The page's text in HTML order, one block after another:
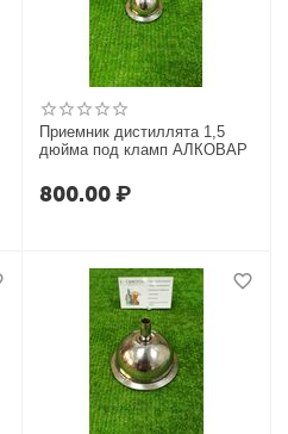
Приемник дистиллята 1,5
дюйма под кламп АЛКОВАР
800.00₽